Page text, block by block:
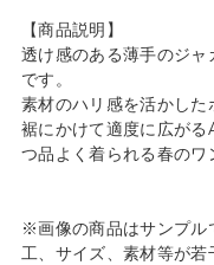
【商品説明】
透け感のある薄手のジ
です。
素材のハリ感を活かした
裾にかけて適度に広が
つ品よく着られる春のワ
※画像の商品はサンプル
工、サイズ、素材等が若